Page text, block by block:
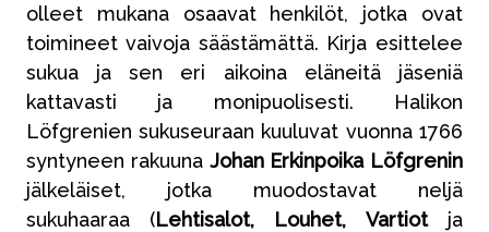
olleet mukana osaavat henkilöt, jotka ovat
toimineet vaivoja säästämättä. Kirja esittelee
sukua ja sen eri aikoina eläneitä jäseniä
kattavasti ja monipuolisesti. Halikon
Löfgrenien sukuseuraan kuuluvat vuonna 1766
syntyneen rakuuna Johan Erkinpoika Löfgrenin
jälkeläiset, jotka muodostavat neljä
sukuhaaraa (Lehtisalot, Louhet, Vartiotja